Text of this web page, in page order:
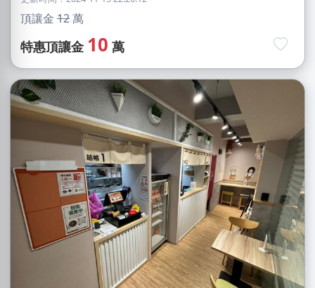
頂讓金 12萬
特惠頂讓金 10 萬